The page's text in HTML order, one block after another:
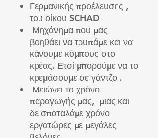
Γερμανικής προέλευσης ,
του οίκου SCHAD
Μηχάνημα που μας
βοηθάει να τρυπάμε και να
κάνουμε κόμπους στο
κρέας. Ετσί μπορούμε να το
κρεμάσουμε σε γάντζο .
Μειώνει το χρόνο
παραγωγής μας, μιας και
δε σπαταλάμε χρόνο
εργατώρες με μεγάλες